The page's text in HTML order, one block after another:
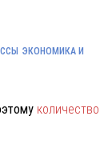
ЭКОНОМИКА И
количество